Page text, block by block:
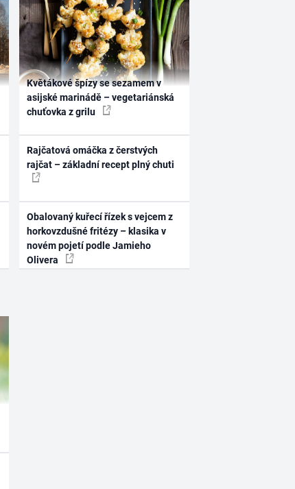
Květákové špízy se sezamem v
asijské marinádě – vegetariánská
chuťovka z grilu
Rajčatová omáčka z čerstvých
rajčat – základní recept plný chuti
Obalovaný kuřecí řízek s vejcem z
horkovzdušné fritézy – klasika v
novém pojetí podle Jamieho
Olivera